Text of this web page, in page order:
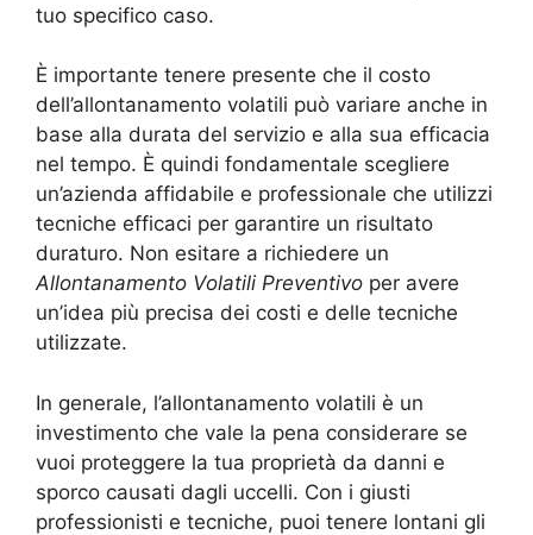
tuo specifico caso.
È importante tenere presente che il costo
dell’allontanamento volatili può variare anche in
base alla durata del servizio e alla sua efficacia
nel tempo. È quindi fondamentale scegliere
un’azienda affidabile e professionale che utilizzi
tecniche efficaci per garantire un risultato
duraturo. Non esitare a richiedere un
Allontanamento Volatili Preventivo per avere
un’idea più precisa dei costi e delle tecniche
utilizzate.
In generale, l’allontanamento volatili è un
investimento che vale la pena considerare se
vuoi proteggere la tua proprietà da danni e
sporco causati dagli uccelli. Con i giusti
professionisti e tecniche, puoi tenere lontani gli